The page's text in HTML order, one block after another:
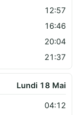
12:57
16:46
20:04
21:37
Lundi 18 Mai
04:12